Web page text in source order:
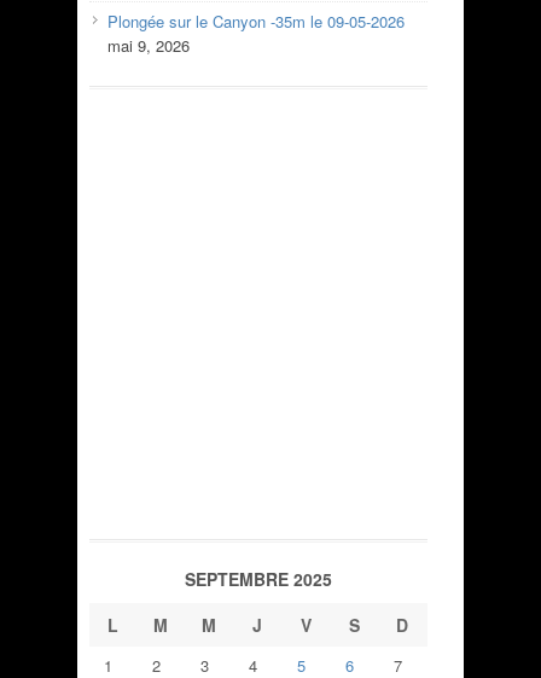
Plongée sur le Canyon -35m le 09-05-2026
mai 9, 2026
SEPTEMBRE 2025
L
M M J V S D
1 2 3 4 5 6
7